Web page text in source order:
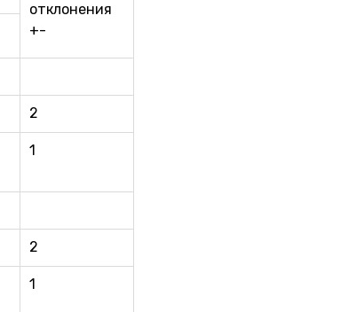
отклонения
+-
2
1
2
1